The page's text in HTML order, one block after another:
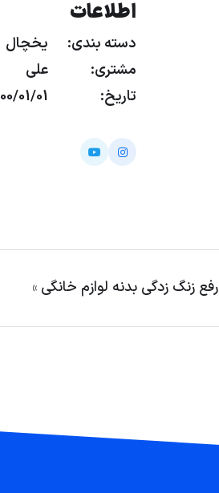
اطلاعات
دسته بندی:
یخچال
مشتری:
علی
تاریخ:
01/01
رفع زنگ زدگی بدنه لوازم خانگی »